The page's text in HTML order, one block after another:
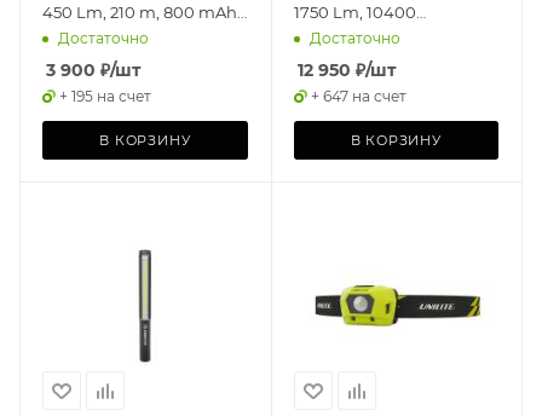
450 Lm, 210 m, 800 mAh,
IP67Достаточно
3 900 ₽/шт
+ 195 на счет
В КОРЗИНУ
1750 Lm, 10400
mAh,IPX5, POWER BANK
Достаточно
12 950 ₽/шт
+ 647 на счет
В КОРЗИНУ